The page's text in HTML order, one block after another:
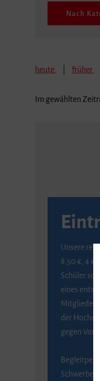
Nach
heute früher
Im gewählten
Unsere
8,50 €, 4 €
Schüler
eines
Mitglieder
der
gegen